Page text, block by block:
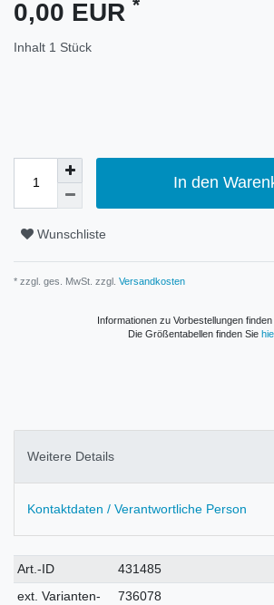
0,00 EUR
Inhalt 1 Stück
In den
Wunschliste
* zzgl. ges. MwSt. zzgl. Versandkosten
Informationen zu Vorbestellungen finden
Die Größentabellen finden Sie
Weitere Details
Kontaktdaten / Verantwortliche Person
Technisches
Merkmal
Wert
Art.-ID
431485
ext. Varianten-
736078